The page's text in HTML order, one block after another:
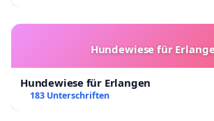
Hundewiese für
Hundewiese für Erlangen
183 Unterschriften